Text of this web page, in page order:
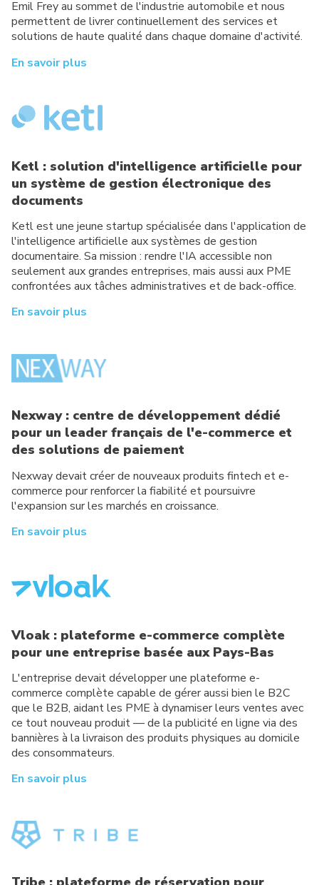
Emil Frey au sommet de l'industrie automobile et nous
permettent de livrer continuellement des services et
solutions de haute qualité dans chaque domaine d'activité.
En savoir plus
Ketl : solution d'intelligence artificielle pour
un système de gestion électronique des
documents
Ketl est une jeune startup spécialisée dans l'application de
l'intelligence artificielle aux systèmes de gestion
documentaire. Sa mission : rendre l'IA accessible non
seulement aux grandes entreprises, mais aussi aux PME
confrontées aux tâches administratives et de back-office.
En savoir plus
Nexway : centre de développement dédié
pour un leader français de l'e-commerce et
des solutions de paiement
Nexway devait créer de nouveaux produits fintech et e-
commerce pour renforcer la fiabilité et poursuivre
l'expansion sur les marchés en croissance.
En savoir plus
Vloak : plateforme e-commerce complète
pour une entreprise basée aux Pays-Bas
L'entreprise devait développer une plateforme e-
commerce complète capable de gérer aussi bien le B2C
que le B2B, aidant les PME à dynamiser leurs ventes avec
ce tout nouveau produit — de la publicité en ligne via des
bannières à la livraison des produits physiques au domicile
des consommateurs.
En savoir plus